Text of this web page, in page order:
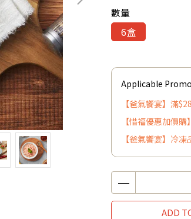
數量
6盒
Applicable
【爸氣饗宴】滿
【惜福優惠加價
【爸氣饗宴】冷
ADD